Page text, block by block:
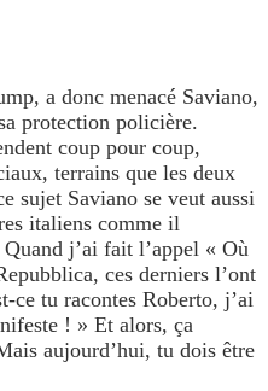
a donc menacé Saviano,
protection policière.
coup pour coup,
terrains que les deux
sujet Saviano se veut aussi
italiens comme il
j’ai fait l’appel « Où
ces derniers l’ont
ce tu racontes Roberto, j’ai
! » Et alors, ça
aujourd’hui, tu dois être